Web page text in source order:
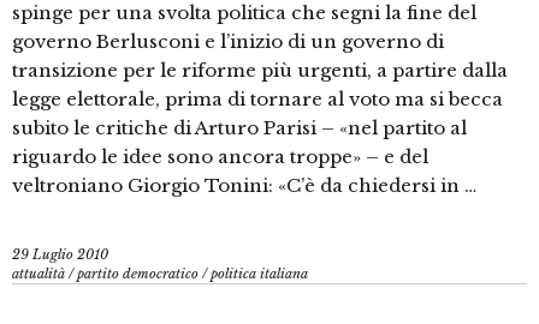
spinge per una svolta politica che segni la fine del
governo Berlusconi e l’inizio di un governo di
transizione per le riforme più urgenti, a partire dalla
legge elettorale, prima di tornare al voto ma si becca
subito le critiche di Arturo Parisi – «nel partito al
riguardo le idee sono ancora troppe» – e del
veltroniano Giorgio Tonini: «C’è da chiedersi in …
29 Luglio 2010
attualità /partito democratico /politica italiana